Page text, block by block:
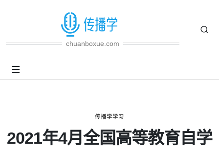
chuanboxue.com
传播学学习
2021年4月全国高等教育自学